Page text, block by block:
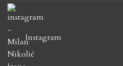
Instagram